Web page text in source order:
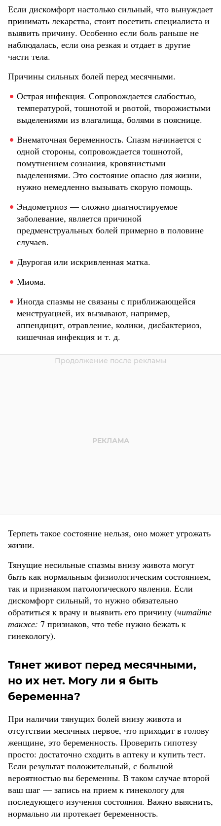
Если дискомфорт настолько сильный, что вынуждает
принимать лекарства, стоит посетить специалиста и
выявить причину. Особенно если боль раньше не
наблюдалась, если она резкая и отдает в другие
части тела.
Причины сильных болей перед месячными.
Острая инфекция. Сопровождается слабостью,
температурой, тошнотой и рвотой, творожистыми
выделениями из влагалища, болями в пояснице.
Внематочная беременность. Спазм начинается с
одной стороны, сопровождается тошнотой,
помутнением сознания, кровянистыми
выделениями. Это состояние опасно для жизни,
нужно немедленно вызывать скорую помощь.
Эндометриоз — сложно диагностируемое
заболевание, является причиной
предменструальных болей примерно в половине
случаев.
Двурогая или искривленная матка.
Миома.
Иногда спазмы не связаны с приближающейся
менструацией, их вызывают, например,
аппендицит, отравление, колики, дисбактериоз,
кишечная инфекция и т. д.
Терпеть такое состояние нельзя, оно может угрожать
жизни.
Тянущие несильные спазмы внизу живота могут
быть как нормальным физиологическим состоянием,
так и признаком патологического явления. Если
дискомфорт сильный, то нужно обязательно
обратиться к врачу и выявить его причину (читайте
также: 7 признаков, что тебе нужно бежать к
гинекологу).
Тянет живот перед месячными,
но их нет. Могу ли я быть
беременна?
При наличии тянущих болей внизу живота и
отсутствии месячных первое, что приходит в голову
женщине, это беременность. Проверить гипотезу
просто: достаточно сходить в аптеку и купить тест.
Если результат положительный, с большой
вероятностью вы беременны. В таком случае второй
ваш шаг — запись на прием к гинекологу для
последующего изучения состояния. Важно выяснить,
нормально ли протекает беременность.